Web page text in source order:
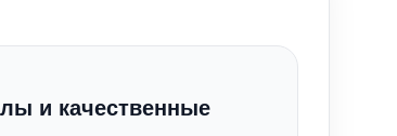
и качественные